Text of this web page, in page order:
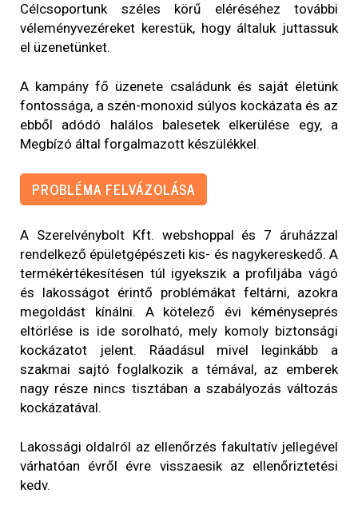
Célcsoportunk széles körű eléréséhez további
véleményvezéreket kerestük, hogy általuk juttassuk
el üzenetünket.
A kampány fő üzenete családunk és saját életünk
fontossága, a szén-monoxid súlyos kockázata és az
ebből adódó halálos balesetek elkerülése egy, a
Megbízó által forgalmazott készülékkel.
PROBLÉMA FELVÁZOLÁSA
A Szerelvénybolt Kft. webshoppal és 7 áruházzal
rendelkező épületgépészeti kis- és nagykereskedő. A
termékértékesítésen túl igyekszik a profiljába vágó
és lakosságot érintő problémákat feltárni, azokra
megoldást kínálni. A kötelező évi kéményseprés
eltörlése is ide sorolható, mely komoly biztonsági
kockázatot jelent. Ráadásul mivel leginkább a
szakmai sajtó foglalkozik a témával, az emberek
nagy része nincs tisztában a szabályozás változás
kockázatával.
Lakossági oldalról az ellenőrzés fakultatív jellegével
várhatóan évről évre visszaesik az ellenőriztetési
kedv.